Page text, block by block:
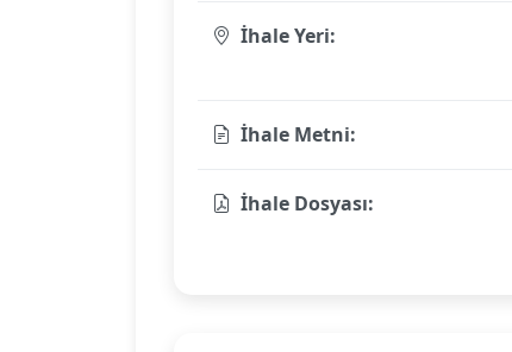
İhale Yeri:
İhale Metni:
İhale Dosyası: